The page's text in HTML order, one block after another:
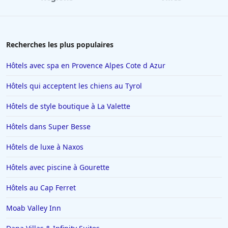
Hôtels à Rosny-sous-Bois
Hôtels à Lens
Hôtels à Monaco
Hôtels à Saint-Jean-de-Monts
Hôtels à Saint-Paul-les-Dax
Hôtels à Ambert
Hôtels à Puy-du-Fou
Recherches les plus populaires
Hôtels avec spa en Provence Alpes Cote d Azur
Hôtels qui acceptent les chiens au Tyrol
Hôtels de style boutique à La Valette
Hôtels dans Super Besse
Hôtels de luxe à Naxos
Hôtels avec piscine à Gourette
Hôtels au Cap Ferret
Moab Valley Inn